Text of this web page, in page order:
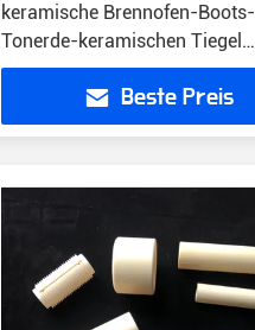
keramische Brennofen-Boots-
Tonerde-keramischen Tiegel
schmilzt
Beste Preis